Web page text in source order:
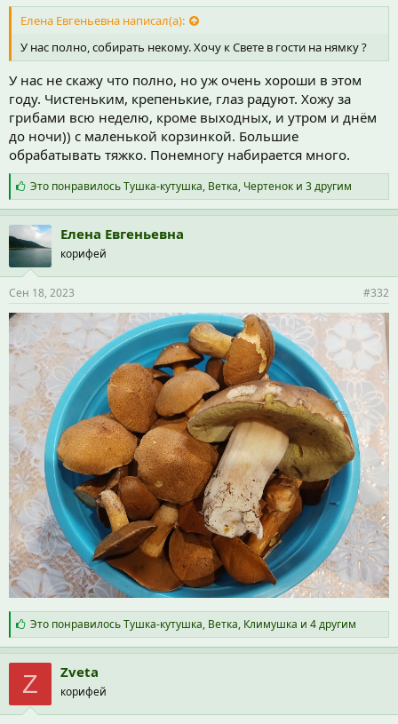
Елена Евгеньевна написал(а):
У нас полно, собирать некому. Хочу к Свете в гости на нямку ?
У нас не скажу что полно, но уж очень хороши в этом
году. Чистеньким, крепенькие, глаз радуют. Хожу за
грибами всю неделю, кроме выходных, и утром и днём
до ночи)) с маленькой корзинкой. Большие
обрабатывать тяжко. Понемногу набирается много.
С
и
м
п
а
т
и
Это понравилосьТушка-кутушка, Ветка, Чертеноки 3 другим
Елена Евгеньевна
корифей
Сен 18, 2023 #332
С
и
м
п
а
т
и
Это понравилосьТушка-кутушка, Ветка, Климушка и 4 другим
Z Zveta
корифей